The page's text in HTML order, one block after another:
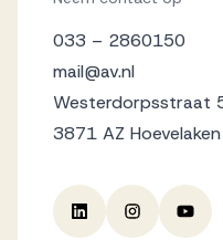
033 – 2860150
mail@av.nl
Westerdorpsstraat
3871 AZ Hoevelaken